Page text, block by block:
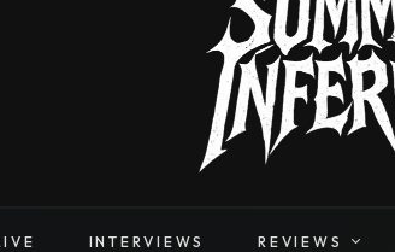
INTERVIEWS REVIEWS